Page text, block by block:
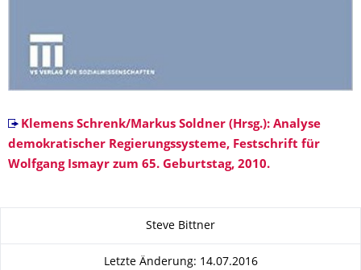
Klemens Schrenk/Markus Soldner (Hrsg.): Analyse
demokratischer Regierungssysteme, Festschrift für
Wolfgang Ismayr zum 65. Geburtstag, 2010.
Steve Bittner
Letzte Änderung: 14.07.2016